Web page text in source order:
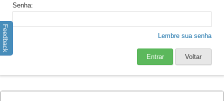
Senha
Lembre sua senha
Entrar Voltar
Feedback